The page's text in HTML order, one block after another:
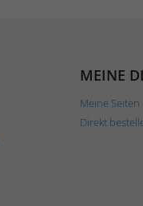
MEINE
Meine Seiten
Direkt